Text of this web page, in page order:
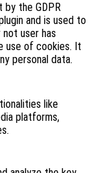
by the GDPR
and is used to
user has
use of cookies. It
personal data.
like
platforms,